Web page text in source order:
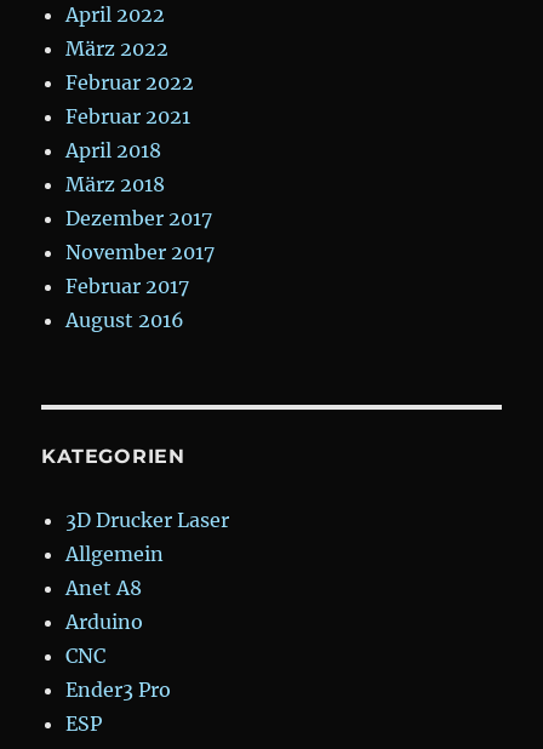
April 2022
März 2022
Februar 2022
Februar 2021
April 2018
März 2018
Dezember 2017
November 2017
Februar 2017
August 2016
KATEGORIEN
3D Drucker Laser
Allgemein
Anet A8
Arduino
CNC
Ender3 Pro
ESP